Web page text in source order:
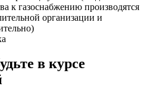
к газоснабжению производятся
организации и
в курсе